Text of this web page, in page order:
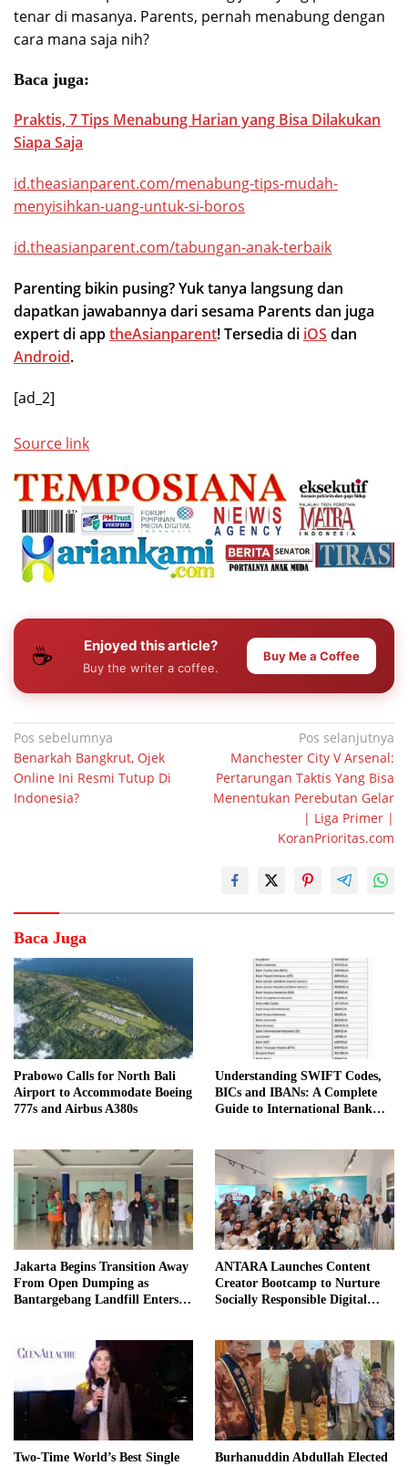
tenar di masanya. Parents, pernah menabung dengan
cara mana saja nih?
Baca juga:
Praktis, 7 Tips Menabung Harian yang Bisa Dilakukan
Siapa Saja
id.theasianparent.com/menabung-tips-mudah-
menyisihkan-uang-untuk-si-boros
id.theasianparent.com/tabungan-anak-terbaik
Parenting bikin pusing? Yuk tanya langsung dan
dapatkan jawabannya dari sesama Parents dan juga
expert di apptheAsianparent! Tersedia di iOS dan
Android.
[ad_2]
Source link
☕ Enjoyed this article?
Buy the writer a coffee.
Buy Me a Coffee
Navigasi
pos
Pos sebelumnya
Benarkah Bangkrut, Ojek
Online Ini Resmi Tutup Di
Indonesia?
Pos selanjutnya
Manchester City V Arsenal:
Pertarungan Taktis Yang Bisa
Menentukan Perebutan Gelar
| Liga Primer |
KoranPrioritas.com
Baca Juga
Prabowo Calls for North Bali
Airport to Accommodate Boeing
777s and Airbus A380s
Understanding SWIFT Codes,
BICs and IBANs: A Complete
Guide to International Bank
Jakarta Begins Transition Away
From Open Dumping as
Bantargebang Landfill Enters
ANTARA Launches Content
Creator Bootcamp to Nurture
Socially Responsible Digital
Two-Time World’s Best Single
Burhanuddin Abdullah Elected